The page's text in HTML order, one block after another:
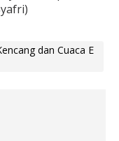
dan Cuaca E